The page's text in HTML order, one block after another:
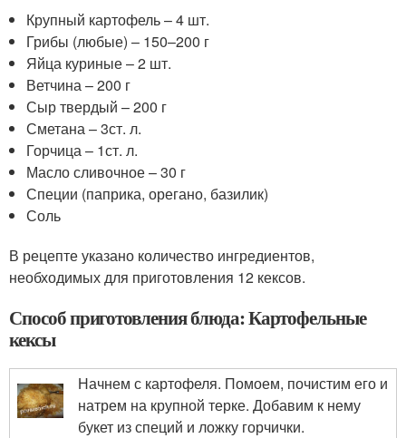
Крупный картофель – 4 шт.
Грибы (любые) – 150–200 г
Яйца куриные – 2 шт.
Ветчина – 200 г
Сыр твердый – 200 г
Сметана – 3ст. л.
Горчица – 1ст. л.
Масло сливочное – 30 г
Специи (паприка, орегано, базилик)
Соль
В рецепте указано количество ингредиентов,
необходимых для приготовления 12 кексов.
Способ приготовления блюда: Картофельные
кексы
Начнем с картофеля. Помоем, почистим его и
натрем на крупной терке. Добавим к нему
букет из специй и ложку горчички.